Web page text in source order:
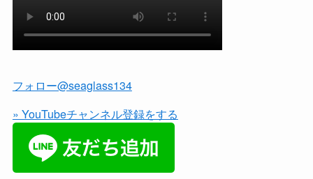
フォロー@seaglass134
» YouTubeチャンネル登録をする